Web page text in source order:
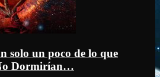
solo un poco de lo que
Dormirían…